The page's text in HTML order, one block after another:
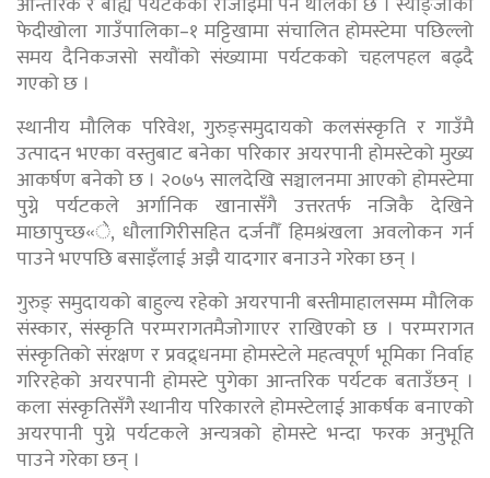
फेदीखोला गाउँपालिका–१ मट्टिखामा संचालित होमस्टेमा पछिल्लो
समय दैनिकजसो सयौंको संख्यामा पर्यटकको चहलपहल बढ्दै
गएको छ ।
स्थानीय मौलिक परिवेश, गुरुङ्समुदायको कलसंस्कृति र गाउँमै
उत्पादन भएका वस्तुबाट बनेका परिकार अयरपानी होमस्टेको मुख्य
आकर्षण बनेको छ । २०७५ सालदेखि सञ्चालनमा आएको होमस्टेमा
पुग्ने पर्यटकले अर्गानिक खानासँगै उत्तरतर्फ नजिकै देखिने
माछापुच्छ«े, धौलागिरीसहित दर्जनौँ हिमश्रंखला अवलोकन गर्न
पाउने भएपछि बसाइँलाई अझै यादगार बनाउने गरेका छन् ।
गुरुङ् समुदायको बाहुल्य रहेको अयरपानी बस्तीमाहालसम्म मौलिक
संस्कार, संस्कृति परम्परागतमैजोगाएर राखिएको छ । परम्परागत
संस्कृतिको संरक्षण र प्रवद्र्धनमा होमस्टेले महत्वपूर्ण भूमिका निर्वाह
गरिरहेको अयरपानी होमस्टे पुगेका आन्तरिक पर्यटक बताउँछन् ।
कला संस्कृतिसँगै स्थानीय परिकारले होमस्टेलाई आकर्षक बनाएको
अयरपानी पुग्ने पर्यटकले अन्यत्रको होमस्टे भन्दा फरक अनुभूति
पाउने गरेका छन् ।